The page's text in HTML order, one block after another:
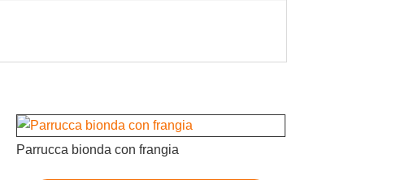
Parrucca bionda con frangia